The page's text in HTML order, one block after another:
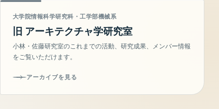
大学院情報科学研究科・工学部機械系
旧 アーキテクチャ学研究室
小林・佐藤研究室のこれまでの活動、研究成果、メンバー情報
をご覧いただけます。
アーカイブを見る